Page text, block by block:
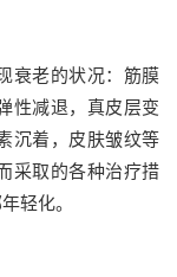
衰老的状况：筋膜
性减退，真皮层变
沉着，皮肤皱纹等
采取的各种治疗措
轻化。